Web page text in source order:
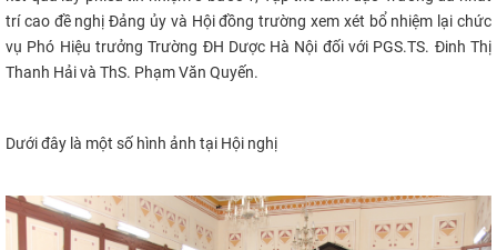
trí cao đề nghị Đảng ủy và Hội đồng trường xem xét bổ nhiệm lại chức
vụ Phó Hiệu trưởng Trường ĐH Dược Hà Nội đối với PGS.TS. Đinh Thị
Thanh Hải và ThS. Phạm Văn Quyến.
Dưới đây là một số hình ảnh tại Hội nghị